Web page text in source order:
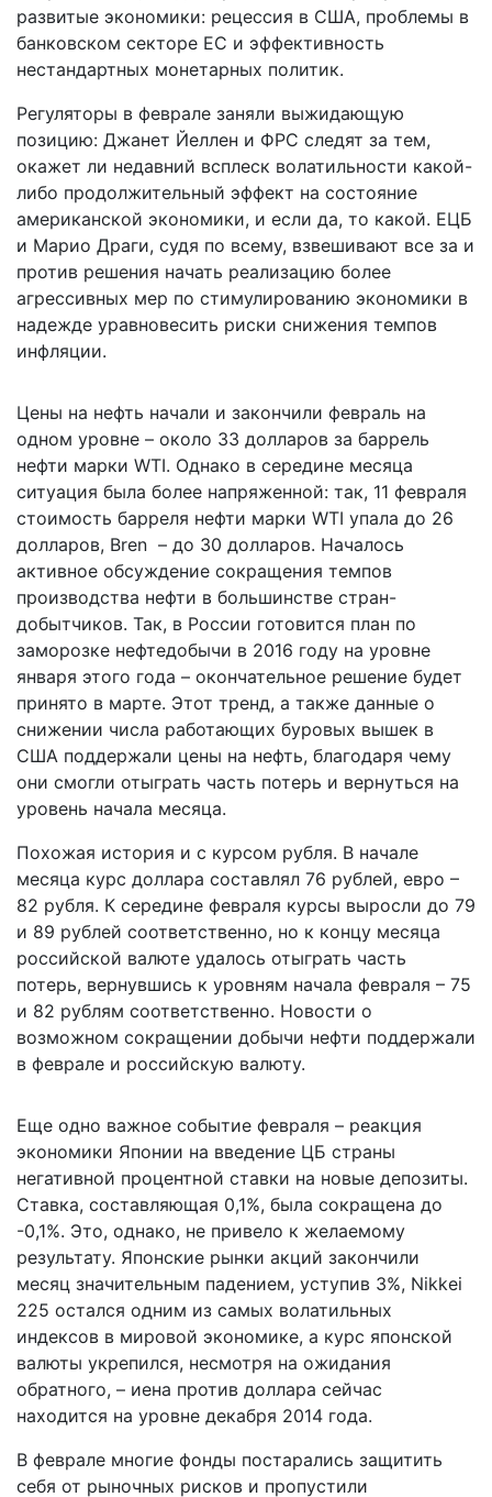
развитые экономики: рецессия в США, проблемы в
банковском секторе ЕС и эффективность
нестандартных монетарных политик.
Регуляторы в феврале заняли выжидающую
позицию: Джанет Йеллен и ФРС следят за тем,
окажет ли недавний всплеск волатильности какой-
либо продолжительный эффект на состояние
американской экономики, и если да, то какой. ЕЦБ
и Марио Драги, судя по всему, взвешивают все за и
против решения начать реализацию более
агрессивных мер по стимулированию экономики в
надежде уравновесить риски снижения темпов
инфляции.
Цены на нефть начали и закончили февраль на
одном уровне – около 33 долларов за баррель
нефти марки WTI. Однако в середине месяца
ситуация была более напряженной: так, 11 февраля
стоимость барреля нефти марки WTI упала до 26
долларов, Bren – до 30 долларов. Началось
активное обсуждение сокращения темпов
производства нефти в большинстве стран-
добытчиков. Так, в России готовится план по
заморозке нефте­добычи в 2016 году на уровне
января этого года – окончательное решение будет
принято в марте. Этот тренд, а также данные о
снижении числа работающих буровых вышек в
США поддержали цены на нефть, благодаря чему
они смогли отыграть часть потерь и вернуться на
уровень начала месяца.
Похожая история и с курсом рубля. В начале
месяца курс доллара составлял 76 рублей, евро –
82 рубля. К середине февраля курсы выросли до 79
и 89 рублей соответственно, но к концу месяца
российской валюте удалось отыграть часть
потерь, вернувшись к уровням начала февраля – 75
и 82 руб­лям соответственно. Новости о
возможном сокращении добычи нефти поддержали
в фев­рале и российскую валюту.
Еще одно важное событие февраля – реакция
экономики Японии на введение ЦБ страны
негативной процентной ставки на новые депозиты.
Ставка, составляющая 0,1%, была сокращена до
-0,1%. Это, однако, не привело к желаемому
результату. Японские рынки акций закончили
месяц значительным падением, уступив 3%, Nikkei
225 остался одним из самых волатильных
индексов в мировой экономике, а курс японской
валюты укрепился, несмотря на ожидания
обратного, – иена против доллара сейчас
находится на уровне декабря 2014 года.
В феврале многие фонды постарались защитить
себя от рыночных рисков и пропустили